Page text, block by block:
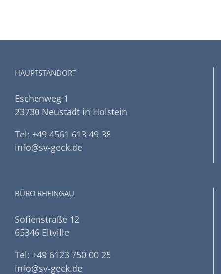
HAUPTSTANDORT
Eschenweg 1
23730 Neustadt in Holstein
Tel: +49 4561 613 49 38
info@sv-geck.de
BÜRO RHEINGAU
Sofienstraße 12
65346 Eltville
Tel: +49 6123 750 00 25
info@sv-geck.de